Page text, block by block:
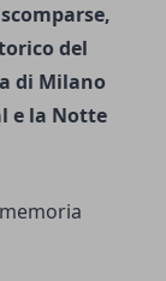
del
di Milano
e la Notte